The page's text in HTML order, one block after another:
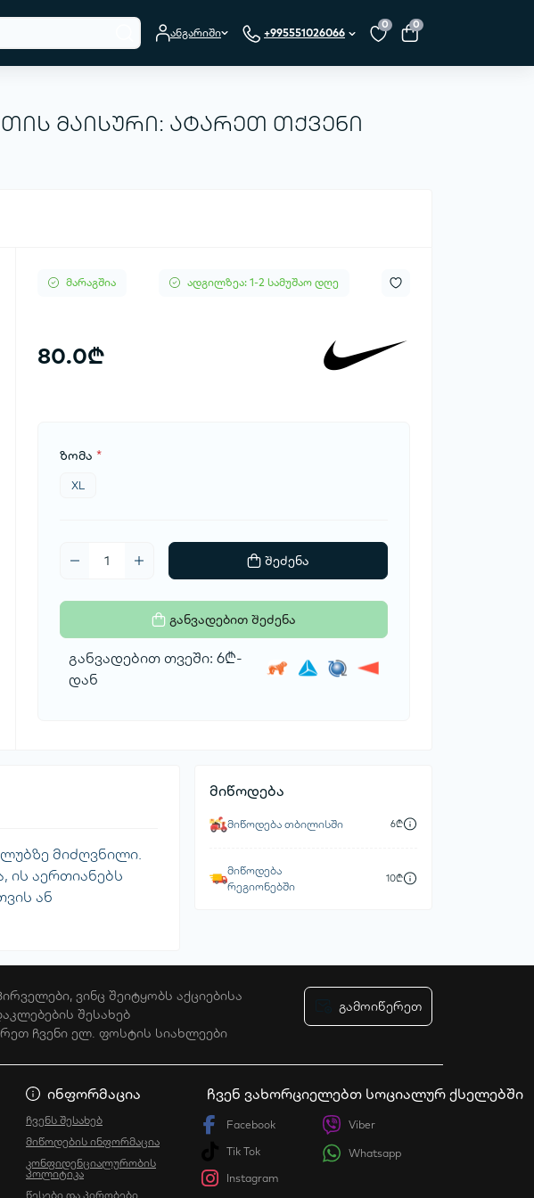
ანგარიში +995551026066
0 0
მაისური: ატარეთ თქვენი
მარაგშია ადგილზეა: 1-2 სამუშაო დღე
80.0₾
ზომა *
XL
შეძენა
განვადებით შეძენა
განვადებით თვეში: 6₾-
დან
მიწოდება
მიწოდება თბილისში 6₾
მიწოდება
რეგიონებში
10₾
მიძღვნილი.
ის აერთიანებს
ან
ვინც შეიტყობს აქციებისა
შესახებ
ჩვენი ელ. ფოსტის სიახლეები
გამოიწერეთ
კონფიდენციალურობის პოლიტიკა
ინფორმაცია
ჩვენს შესახებ
მიწოდების ინფორმაცია
კონფიდენციალურობის
პოლიტიკა
წესები და პირობები
ჩვენ ვახორციელებთ სოციალურ ქსელებში
Facebook
Tik Tok
Instagram
Viber
Whatsapp